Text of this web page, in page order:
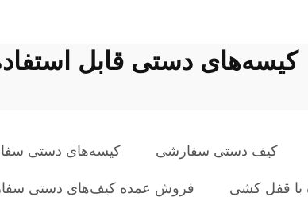
کیسه‌های دستی قابل
کیف دستی سفارشی کیسه‌های دستی
قفل کشی فروش عمده کیف‌های دستی